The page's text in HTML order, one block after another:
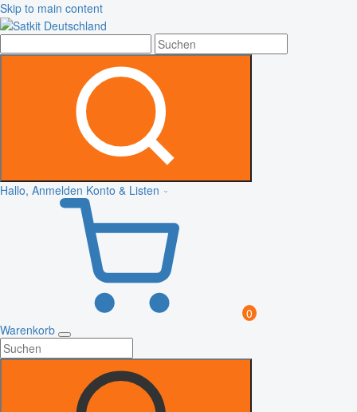
Skip to main content
Hallo, Anmelden Konto & Listen
0
Warenkorb